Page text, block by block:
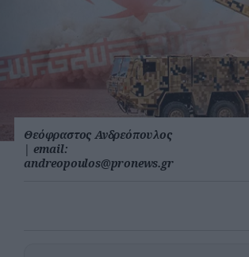
Θεόφραστος Ανδρεόπουλος
| email:
andreopoulos@pronews.gr